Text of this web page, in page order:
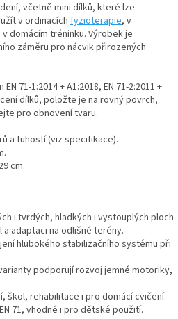
včetně mini dílků, které lze
v ordinacích fyzioterapie, v
domácím tréninku. Výrobek je
záměru pro nácvik přirozených
71-1:2014 + A1:2018, EN 71-2:2011 +
dílků, položte je na rovný povrch,
pro obnovení tvaru.
a tuhostí (viz specifikace).
cm.
i tvrdých, hladkých i vystouplých ploch
adaptaci na odlišné terény.
hlubokého stabilizačního systému při
podporují rozvoj jemné motoriky,
škol, rehabilitace i pro domácí cvičení.
71, vhodné i pro dětské použití.